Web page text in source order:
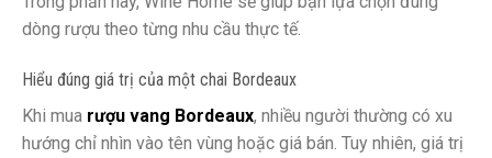
dòng rượu theo từng nhu cầu thực tế.
Hiểu đúng giá trị của một chai Bordeaux
Khi mua rượu vang Bordeaux, nhiều người thường có xu
hướng chỉ nhìn vào tên vùng hoặc giá bán. Tuy nhiên, giá trị